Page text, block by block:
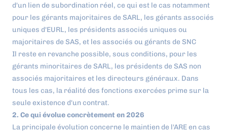
d'un lien de subordination réel, ce qui est le cas notamment
pour les gérants majoritaires de SARL, les gérants associés
uniques d'EURL, les présidents associés uniques ou
majoritaires de SAS, et les associés ou gérants de SNC
Il reste en revanche possible, sous conditions, pour les
gérants minoritaires de SARL, les présidents de SAS non
associés majoritaires et les directeurs généraux. Dans
tous les cas, la réalité des fonctions exercées prime sur la
seule existence d'un contrat.
2. Ce qui évolue concrètement en 2026
La principale évolution concerne le maintien de l'ARE en cas